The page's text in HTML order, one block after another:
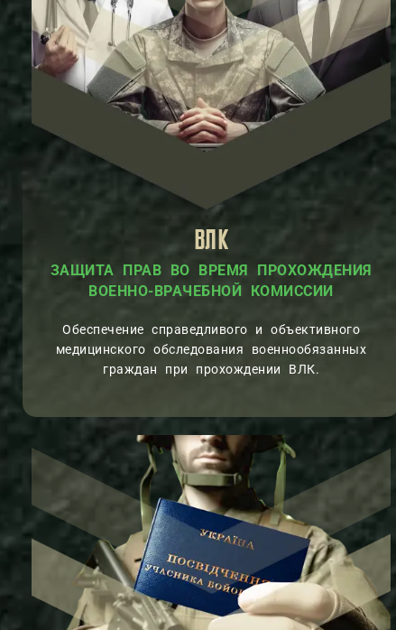
ВЛК
ВО ВРЕМЯ ПРОХОЖДЕНИЯ
ВОЕННО-ВРАЧЕБНОЙ
Обеспечение справедливого и объективного
медицинского обследования военнообязанных
граждан при прохождении ВЛК.